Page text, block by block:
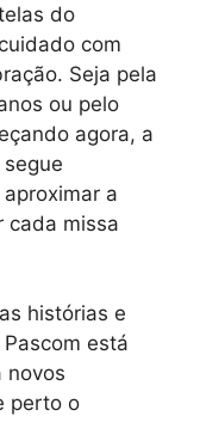
do
com
Seja pela
ou pelo
agora, a
a
cada missa
histórias e
está
novos
perto o